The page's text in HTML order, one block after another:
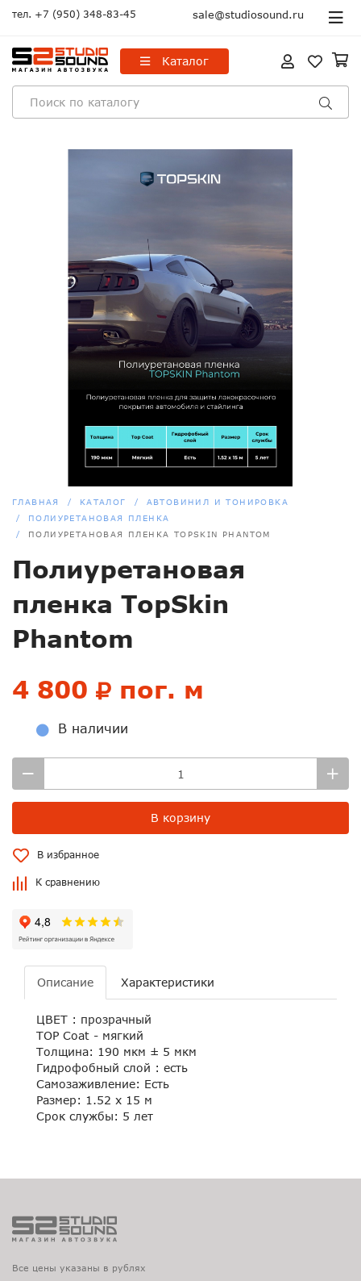
тел. +7 (950) 348-83-45 sale@studiosound.ru
Каталог
ГЛАВНАЯ КАТАЛОГ
АВТОВИНИЛ И ТОНИРОВКА
ПОЛИУРЕТАНОВАЯ ПЛЕНКА
ПОЛИУРЕТАНОВАЯ ПЛЕНКА TOPSKIN PHANTOM
Полиуретановая
пленка TopSkin
Phantom
4 800
пог. м
В наличии
В корзину
В избранное
К сравнению
Описание Характеристики
ЦВЕТ : прозрачный
TOP Coat - мягкий
Толщина: 190 мкм ± 5 мкм
Гидрофобный слой : есть
Самозаживление: Есть
Размер: 1.52 х 15 м
Срок службы: 5 лет
Все цены указаны в рублях